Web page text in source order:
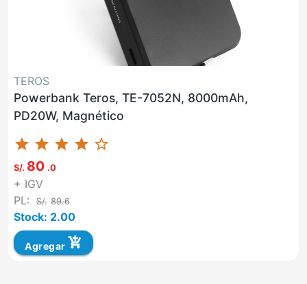
TEROS
Powerbank Teros, TE-7052N, 8000mAh,
PD20W, Magnético
star star star star star_border
S/. 80 .0
+ IGV
PL:
S/. 89.6
Stock: 2.00
Agregar add_shopping_cart